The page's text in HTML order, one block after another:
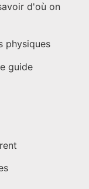
d'où on
physiques
guide